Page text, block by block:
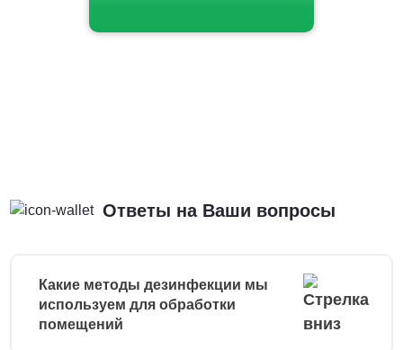
Ответы на Ваши вопросы
Какие методы дезинфекции мы
используем для обработки
помещений